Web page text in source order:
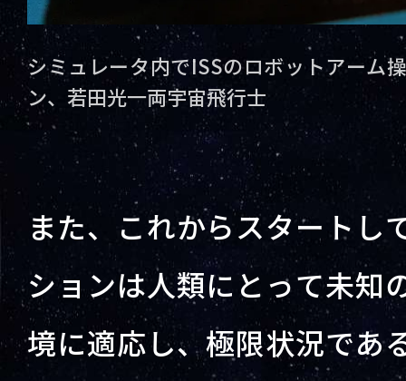
シミュレータ内でISSのロボットアーム
ン、若田光一両宇宙飛行士
また、これからスタートし
ションは人類にとって未知
境に適応し、極限状況であ